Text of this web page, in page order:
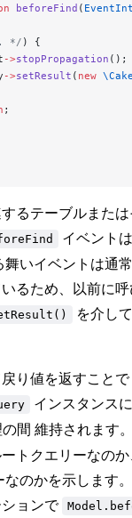
beforeFind (
*/ ) {
->stopPropagation ();
->setResult ( new
;
るテーブルまた
イベント
舞いイベントは通
るため、以前に
を介し
り値を返すこと
インスタンス
間 維持されます。
トクエリーなの
なのかを示します
ョンで